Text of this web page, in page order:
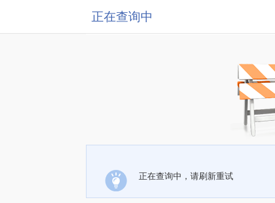
正在查询中
正在查询中，请刷新重试